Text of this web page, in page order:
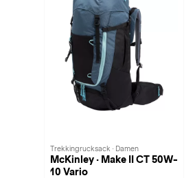
Trekkingrucksack · Damen
McKinley · Make II CT 50W-
10 Vario